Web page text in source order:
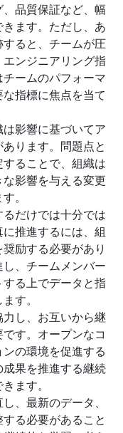
品質保証など、幅
ます。ただし、あ
ると、チームが圧
ンジニアリング指
ームのパフォーマ
指標に焦点を当て
影響に基づいてア
ります。問題点と
ることで、組織は
影響を与える変更
。
だけでは十分では
推進するには、組
励する必要があり
、チームメンバー
る上でデータと指
す。
し、お互いから継
す。オープンなコ
の環境を促進する
果を推進する継続
ます。
、最新のデータ、
る必要があること